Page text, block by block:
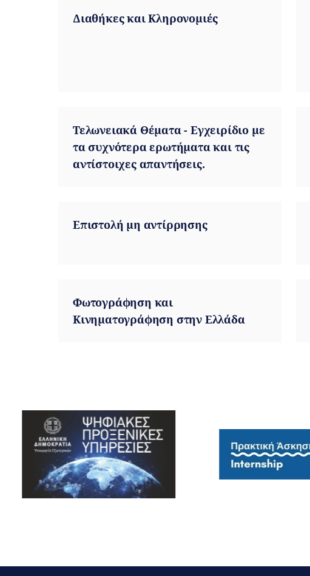
Διαθήκες και Κληρονομιές
Τελωνειακά Θέματα - Εγχειρίδιο με
τα συχνότερα ερωτήματα και τις
αντίστοιχες απαντήσεις.
Επιστολή μη αντίρρησης
Φωτογράφηση και
Κινηματογράφηση στην Ελλάδα